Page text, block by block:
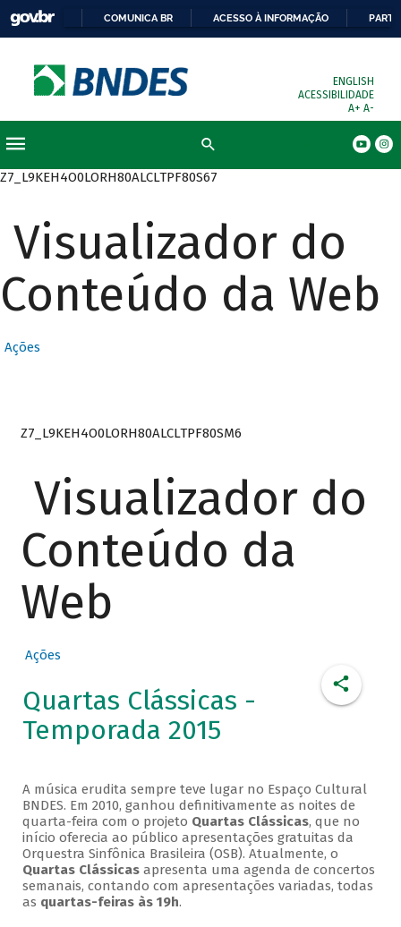
COMUNICA BR ACESSO À INFORMAÇÃO
ENGLISH
ACESSIBILIDADE
A+ A-
Z7_L9KEH4O0LORH80ALCLTPF80S67
Visualizador do
Conteúdo da Web
Ações
Z7_L9KEH4O0LORH80ALCLTPF80SM6
Visualizador do
Conteúdo da
Web
Ações
Quartas Clássicas -
Temporada 2015
A música erudita sempre teve lugar no Espaço Cultural
BNDES. Em 2010, ganhou definitivamente as noites de
quarta-feira com o projeto Quartas Clássicas, que no
início oferecia ao público apresentações gratuitas da
Orquestra Sinfônica Brasileira (OSB). Atualmente, o
Quartas Clássicasapresenta uma agenda de concertos
semanais, contando com apresentações variadas, todas
as quartas-feiras às 19h.